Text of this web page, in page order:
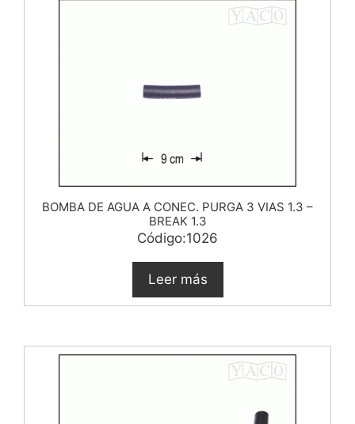
BOMBA DE AGUA A CONEC. PURGA 3 VIAS 1.3 –
BREAK 1.3
Código:1026
Leer más